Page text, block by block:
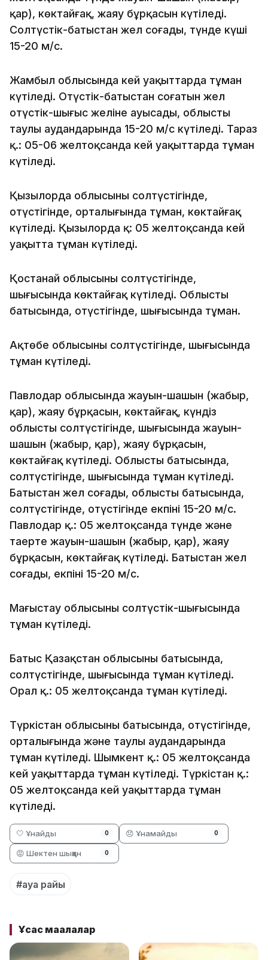
қар), көктайғақ, жаяу бұрқасын күтіледі.
Солтүстік-батыстан жел соғады, түнде күші
15-20 м/с.
Жамбыл облысында кей уақыттарда тұман
күтіледі. Оңтүстік-батыстан соғатын жел
оңтүстік-шығыс желіне ауысады, облыстың
таулы аудандарында 15-20 м/с күтіледі. Тараз
қ.: 05-06 желтоқсанда кей уақыттарда тұман
күтіледі.
Қызылорда облысының солтүстігінде,
оңтүстігінде, орталығында тұман, көктайғақ
күтіледі. Қызылорда қ: 05 желтоқсанда кей
уақытта тұман күтіледі.
Қостанай облысының солтүстігінде,
шығысында көктайғақ күтіледі. Облыстың
батысында, оңтүстігінде, шығысында тұман.
Ақтөбе облысының солтүстігінде, шығысында
тұман күтіледі.
Павлодар облысында жауын-шашын (жаңбыр,
қар), жаяу бұрқасын, көктайғақ, күндіз
облыстың солтүстігінде, шығысында жауын-
шашын (жаңбыр, қар), жаяу бұрқасын,
көктайғақ күтіледі. Облыстың батысында,
солтүстігінде, шығысында тұман күтіледі.
Батыстан жел соғады, облыстың батысында,
солтүстігінде, оңтүстігінде екпіні 15-20 м/с.
Павлодар қ.: 05 желтоқсанда түнде және
таңертең жауын-шашын (жаңбыр, қар), жаяу
бұрқасын, көктайғақ күтіледі. Батыстан жел
соғады, екпіні 15-20 м/с.
Маңғыстау облысының солтүстік-шығысында
тұман күтіледі.
Батыс Қазақстан облысының батысында,
солтүстігінде, шығысында тұман күтіледі.
Орал қ.: 05 желтоқсанда тұман күтіледі.
Түркістан облысының батысында, оңтүстігінде,
орталығында және таулы аудандарында
тұман күтіледі. Шымкент қ.: 05 желтоқсанда
кей уақыттарда тұман күтіледі. Түркістан қ.:
05 желтоқсанда кей уақыттарда тұман
күтіледі.
🤍 Ұнайды 0 😞 Ұнамайды 0
😡 Шектен шыққан 0
#ауа райы
Ұқсас мақалалар